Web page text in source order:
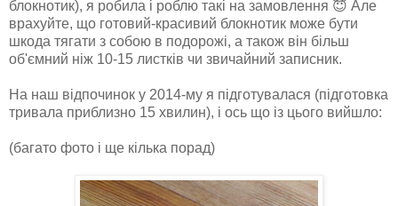
блокнотик), я робила і роблю такі на замовлення 😇 Але
врахуйте, що готовий-красивий блокнотик може бути
шкода тягати з собою в подорожі, а також він більш
об'ємний ніж 10-15 листків чи звичайний записник.
На наш відпочинок у 2014-му я підготувалася (підготовка
тривала приблизно 15 хвилин), і ось що із цього вийшло:
(багато фото і ще кілька порад)